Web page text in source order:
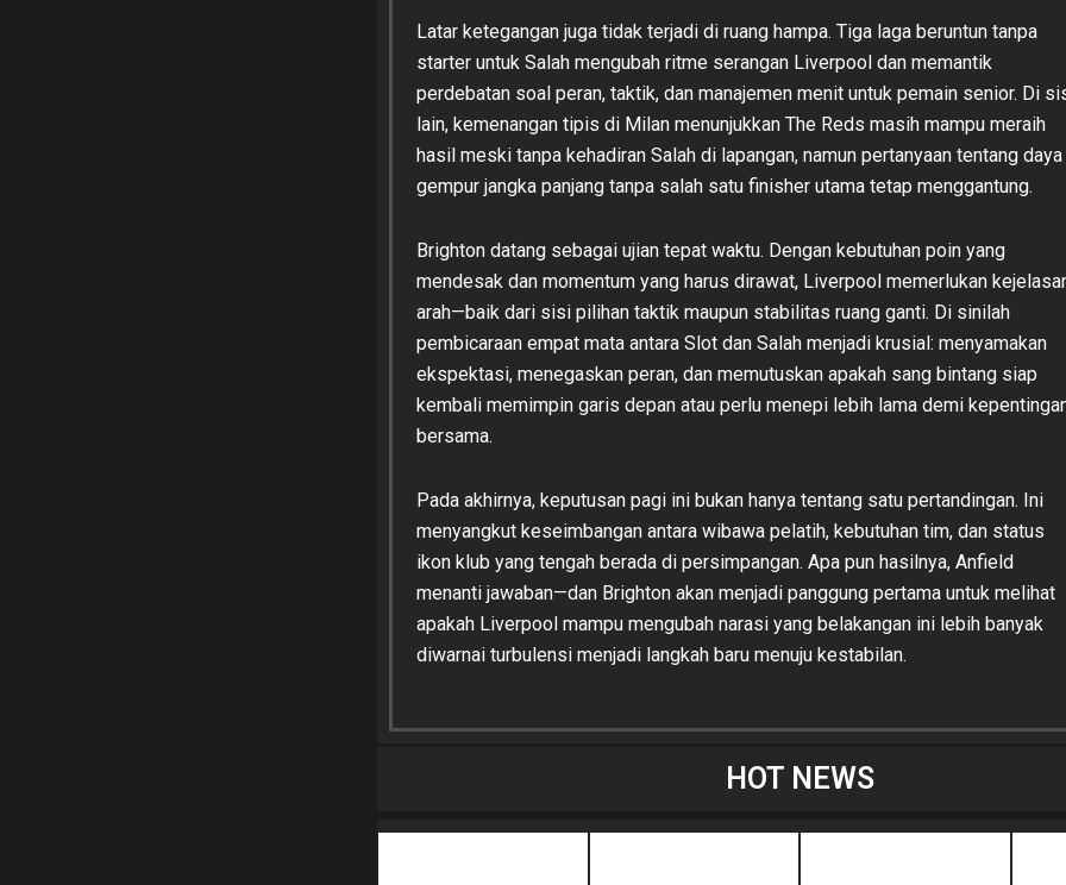
Latar ketegangan juga tidak terjadi di ruang hampa. Tiga laga beruntun tanpa
starter untuk Salah mengubah ritme serangan Liverpool dan memantik
perdebatan soal peran, taktik, dan manajemen menit untuk pemain senior. Di
lain, kemenangan tipis di Milan menunjukkan The Reds masih mampu meraih
hasil meski tanpa kehadiran Salah di lapangan, namun pertanyaan tentang daya
gempur jangka panjang tanpa salah satu finisher utama tetap menggantung.
Brighton datang sebagai ujian tepat waktu. Dengan kebutuhan poin yang
mendesak dan momentum yang harus dirawat, Liverpool memerlukan
arah—baik dari sisi pilihan taktik maupun stabilitas ruang ganti. Di sinilah
pembicaraan empat mata antara Slot dan Salah menjadi krusial: menyamakan
ekspektasi, menegaskan peran, dan memutuskan apakah sang bintang siap
kembali memimpin garis depan atau perlu menepi lebih lama demi
bersama.
Pada akhirnya, keputusan pagi ini bukan hanya tentang satu pertandingan. Ini
menyangkut keseimbangan antara wibawa pelatih, kebutuhan tim, dan status
ikon klub yang tengah berada di persimpangan. Apa pun hasilnya, Anfield
menanti jawaban—dan Brighton akan menjadi panggung pertama untuk melihat
apakah Liverpool mampu mengubah narasi yang belakangan ini lebih banyak
diwarnai turbulensi menjadi langkah baru menuju kestabilan.
HOT NEWS